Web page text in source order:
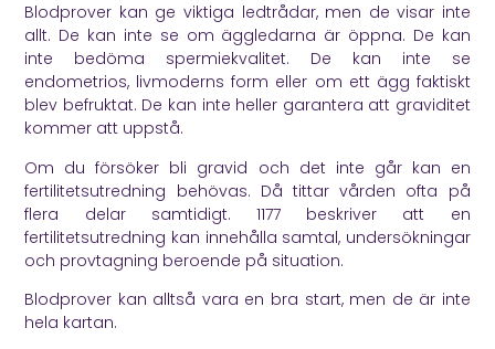
Blodprover kan ge viktiga ledtrådar, men de visar inte
allt. De kan inte se om äggledarna är öppna. De kan
inte bedöma spermiekvalitet. De kan inte se
endometrios, livmoderns form eller om ett ägg faktiskt
blev befruktat. De kan inte heller garantera att graviditet
kommer att uppstå.
Om du försöker bli gravid och det inte går kan en
fertilitetsutredning behövas. Då tittar vården ofta på
flera delar samtidigt. 1177 beskriver att en
fertilitetsutredning kan innehålla samtal, undersökningar
och provtagning beroende på situation.
Blodprover kan alltså vara en bra start, men de är inte
hela kartan.